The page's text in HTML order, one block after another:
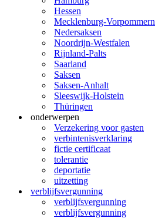
Hessen
Mecklenburg-Vorpommern
Nedersaksen
Noordrijn-Westfalen
Rijnland-Palts
Saarland
Saksen
Saksen-Anhalt
Sleeswijk-Holstein
Thüringen
onderwerpen
Verzekering voor gasten
verbintenisverklaring
fictie certificaat
tolerantie
deportatie
uitzetting
verblijfsvergunning
verblijfsvergunning
verblijfsvergunning